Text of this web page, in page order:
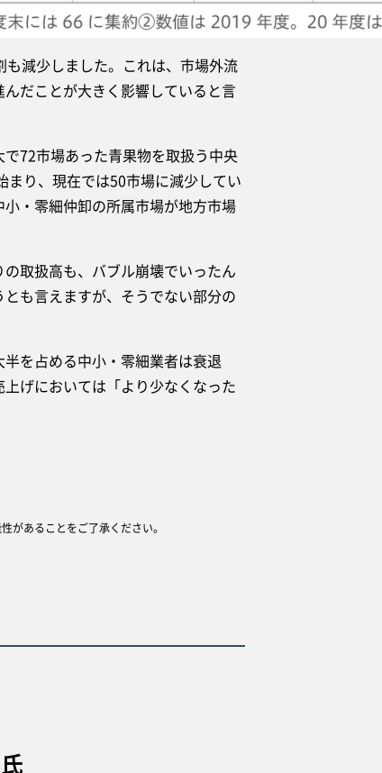
減少しました。これは、市場外流
だことが大きく影響していると言
72市場あった青果物を取扱う中央
り、現在では50市場に減少してい
・零細仲卸の所属市場が地方市場
取扱高も、バブル崩壊でいったん
も言えますが、そうでない部分の
を占める中小・零細業者は衰退
げにおいては「より少なくなった
があることをご了承ください。